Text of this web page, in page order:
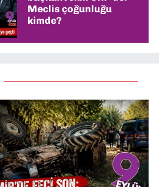
Meclis çoğunluğu
kimde?